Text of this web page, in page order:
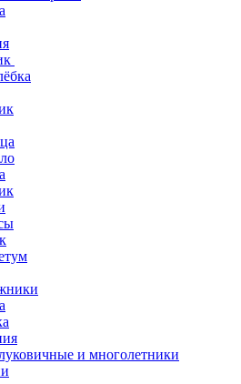
и многолетники